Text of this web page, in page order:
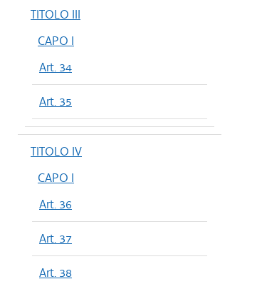
TITOLO III
CAPO I
Art. 34
Art. 35
TITOLO IV
CAPO I
Art. 36
Art. 37
Art. 38